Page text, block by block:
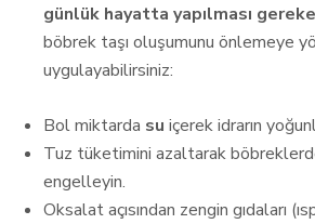
günlük hayatta yapılması
böbrek taşı oluşumunu önlemeye
uygulayabilirsiniz:
Bol miktarda su içerek idrarın
Tuz tüketimini azaltarak
engelleyin.
Oksalat açısından zengin gıdaları